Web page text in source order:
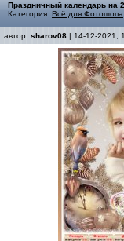
Праздничный календарь на
Категория: Всё для Фотошопа
автор: sharov08 | 14-12-2021,